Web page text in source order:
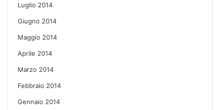
Luglio 2014
Giugno 2014
Maggio 2014
Aprile 2014
Marzo 2014
Febbraio 2014
Gennaio 2014